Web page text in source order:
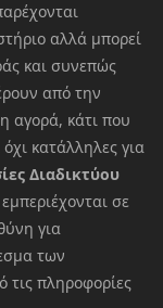
αλλά μπορεί
και συνεπώς
από την
αγορά, κάτι που
όχι κατάλληλες για
Διαδικτύου
σε
για
των
πληροφορίες